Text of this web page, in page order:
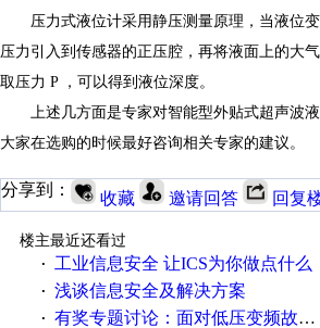
压力式液位计采用静压测量原理，当液位变
压力引入到传感器的正压腔，再将液面上的大
取压力 P ，可以得到液位深度。
上述几方面是专家对智能型外贴式超声波液
大家在选购的时候最好咨询相关专家的建议。
分享到： 收藏 邀请回答 回复
楼主最近还看过
·
工业信息安全 让ICS为你做点什么
· 浅谈信息安全及解决方案
· 有奖专题讨论：面对低压变频故障，老手是这样解决的！